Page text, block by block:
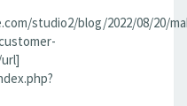
studio2/blog/2022/08/20/